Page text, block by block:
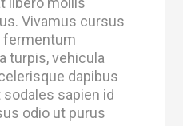
Vivamus cursus
fermentum
turpis, vehicula
dapibus
sapien id
odio ut purus